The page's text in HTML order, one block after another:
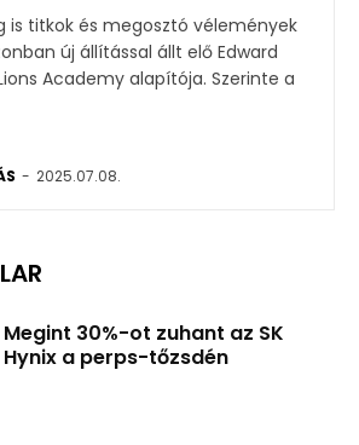
is titkok és megosztó vélemények
új állítással állt elő Edward
Academy alapítója. Szerinte a
- 2025.07.08.
Megint 30%-ot zuhant az SK
Hynix a perps-tőzsdén